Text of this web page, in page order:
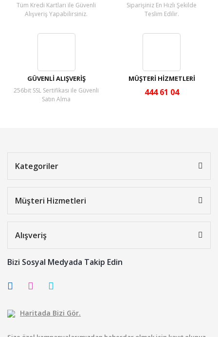
Tüm Kredi Kartları ile Güvenli
Alışveriş Yapabilirsiniz.
Siparişiniz En Hızlı Şekilde
Teslim Edilir.
GÜVENLİ ALIŞVERİŞ
256bit SSL Sertifikası ile Güvenli
Satın Alma
MÜŞTERİ HİZMETLERİ
444 61 04
Kategoriler
Müşteri Hizmetleri
Alışveriş
Bizi Sosyal Medyada Takip Edin
Haritada Bizi Gör.